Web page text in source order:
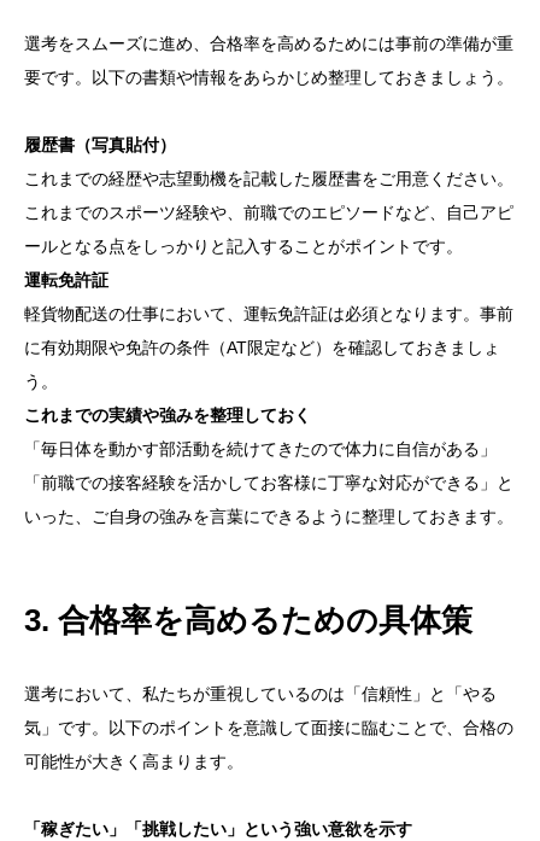
選考をスムーズに進め、合格率を高めるためには事前の準備が重
要です。以下の書類や情報をあらかじめ整理しておきましょう。
履歴書（写真貼付）
これまでの経歴や志望動機を記載した履歴書をご用意ください。
これまでのスポーツ経験や、前職でのエピソードなど、自己アピ
ールとなる点をしっかりと記入することがポイントです。
運転免許証
軽貨物配送の仕事において、運転免許証は必須となります。事前
に有効期限や免許の条件（AT限定など）を確認しておきましょ
う。
これまでの実績や強みを整理しておく
「毎日体を動かす部活動を続けてきたので体力に自信がある」
「前職での接客経験を活かしてお客様に丁寧な対応ができる」と
いった、ご自身の強みを言葉にできるように整理しておきます。
3. 合格率を高めるための具体策
選考において、私たちが重視しているのは「信頼性」と「やる
気」です。以下のポイントを意識して面接に臨むことで、合格の
可能性が大きく高まります。
「稼ぎたい」「挑戦したい」という強い意欲を示す